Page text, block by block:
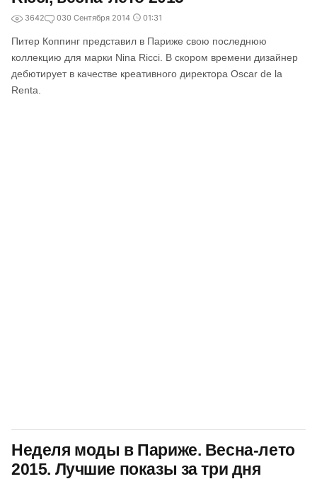
3642 030 Сентября 2014 01:31
Питер Коппинг представил в Париже свою последнюю
коллекцию для марки Nina Ricci. В скором времени дизайнер
дебютирует в качестве креативного директора Oscar de la
Renta.
Неделя моды в Париже. Весна-лето
2015. Лучшие показы за три дня